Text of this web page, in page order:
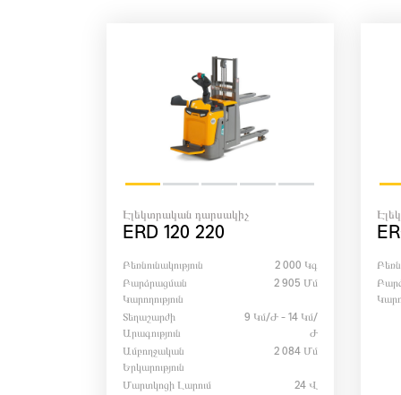
Էլեկտրական դարսակիչ
ERD 120 220
Բեռնունակություն
2 000 Կգ
Բարձրացման
Կարողություն
2 905 Մմ
Տեղաշարժի
Արագություն
9 Կմ/ժ - 14 Կմ/
Ժ
Ամբողջական
Երկարություն
2 084 Մմ
Մարտկոցի Լարում 24 Վ